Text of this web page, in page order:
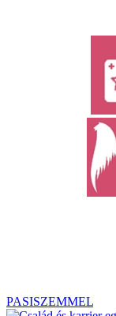
PASISZEMMEL